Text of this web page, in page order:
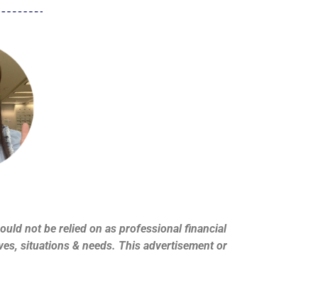
not be relied on as professional financial
situations & needs. This advertisement or